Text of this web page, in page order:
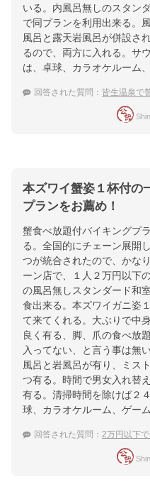
いる。内風呂無しのスタン
で同プランを利用出来る。
風呂と露天岩風呂が併設さ
るので、両方に入れる。サ
は、卓球、カラオケルーム
回答された質問： 皆生温泉で贅沢
本ズワイ蟹姿１杯付の
プランをお薦め！
蟹食べ放題付バイキングプ
る。全国的にチェーン展開
つが統合されたので、かな
ーン店で、１人２万円以下
の風呂無しスタンダード和
食出来る。本ズワイガニ姿
て来てくれる。大ぶりで中
良く有る、脚、爪の食べ放
入ってない、と言う事は無
風呂と岩風呂が有り、ミス
つ有る。時間で男女入れ替
有る。清掃時間を除けば２
球、カラオケルーム、ゲー
回答された質問： 2万円以下でカ